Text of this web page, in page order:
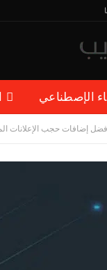
الإصطناعي
أفضل إضافات حجب الإعلانات